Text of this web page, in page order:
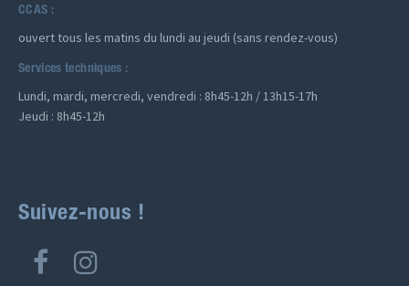
CCAS :
ouvert tous les matins du lundi au jeudi (sans rendez-vous)
Services techniques :
Lundi, mardi, mercredi, vendredi : 8h45-12h / 13h15-17h
Jeudi : 8h45-12h
Suivez-nous !